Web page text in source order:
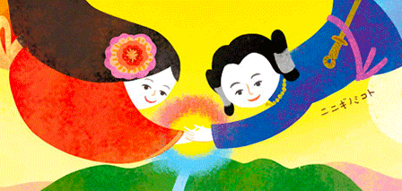
延岡花物語 2026
出会いの聖地 神と人と花が出逢う、
早春の五ヶ瀬川